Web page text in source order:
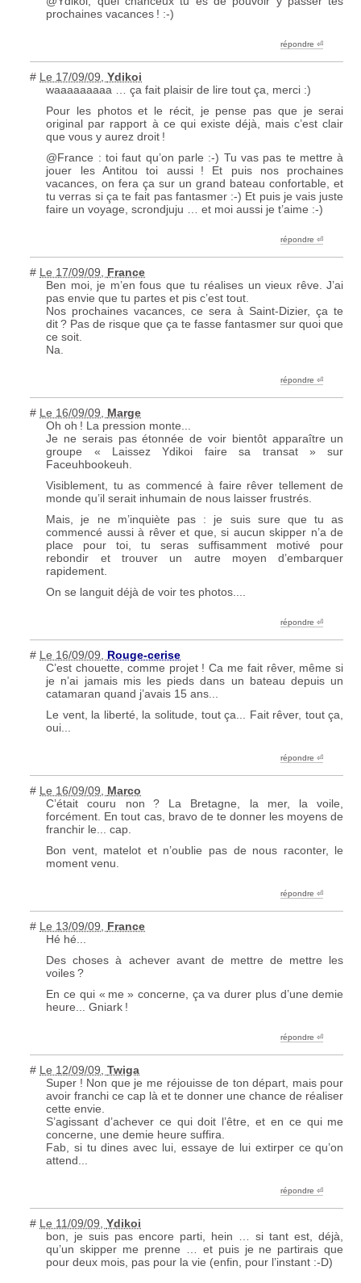
prochaines vacances ! :-)
répondre ︎⏎
# Le 17/09/09,Ydikoi
waaaaaaaaa … ça fait plaisir de lire tout ça, merci :)
Pour les photos et le récit, je pense pas que je serai
original par rapport à ce qui existe déjà, mais c’est clair
que vous y aurez droit !
@France : toi faut qu’on parle :-) Tu vas pas te mettre à
jouer les Antitou toi aussi
! Et puis nos prochaines
vacances, on fera ça sur un grand bateau confortable, et
tu verras si ça te fait pas fantasmer :-) Et puis je vais juste
faire un voyage, scrondjuju … et moi aussi je t’aime :-)
répondre ︎⏎
# Le 17/09/09, France
Ben moi, je m’en fous que tu réalises un vieux rêve. J’ai
pas envie que tu partes et pis c’est tout.
Nos prochaines vacances, ce sera à Saint-Dizier, ça te
dit ? Pas de risque que ça te fasse fantasmer sur quoi que
ce soit.
Na.
répondre ︎⏎
# Le 16/09/09, Marge
Oh oh ! La pression monte...
Je ne serais pas étonnée de voir bientôt apparaître un
groupe «
Laissez Ydikoi faire sa transat
» sur
Faceuhbookeuh.
Visiblement, tu as commencé à faire rêver tellement de
monde qu’il serait inhumain de nous laisser frustrés.
Mais, je ne m’inquiète pas : je suis sure que tu as
commencé aussi à rêver et que, si aucun skipper n’a de
place pour toi, tu seras suffisamment motivé pour
rebondir et trouver un autre moyen d’embarquer
rapidement.
On se languit déjà de voir tes photos....
répondre ︎⏎
# Le 16/09/09, Rouge-cerise
C’est chouette, comme projet ! Ca me fait rêver, même si
je n’ai jamais mis les pieds dans un bateau depuis un
catamaran quand j’avais 15 ans...
Le vent, la liberté, la solitude, tout ça... Fait rêver, tout ça,
oui...
répondre ︎⏎
# Le 16/09/09, Marco
C’était couru non
? La Bretagne, la mer, la voile,
forcément. En tout cas, bravo de te donner les moyens de
franchir le... cap.
Bon vent, matelot et n’oublie pas de nous raconter, le
moment venu.
répondre ︎⏎
# Le 13/09/09, France
Hé hé...
Des choses à achever avant de mettre de mettre les
voiles ?
En ce qui « me » concerne, ça va durer plus d’une demie
heure... Gniark !
répondre ︎⏎
# Le 12/09/09,Twiga
Super ! Non que je me réjouisse de ton départ, mais pour
avoir franchi ce cap là et te donner une chance de réaliser
cette envie.
S’agissant d’achever ce qui doit l’être, et en ce qui me
concerne, une demie heure suffira.
Fab, si tu dines avec lui, essaye de lui extirper ce qu’on
attend...
répondre ︎⏎
# Le 11/09/09,Ydikoi
bon, je suis pas encore parti, hein … si tant est, déjà,
qu’un skipper me prenne … et puis je ne partirais que
pour deux mois, pas pour la vie (enfin, pour l’instant :-D)